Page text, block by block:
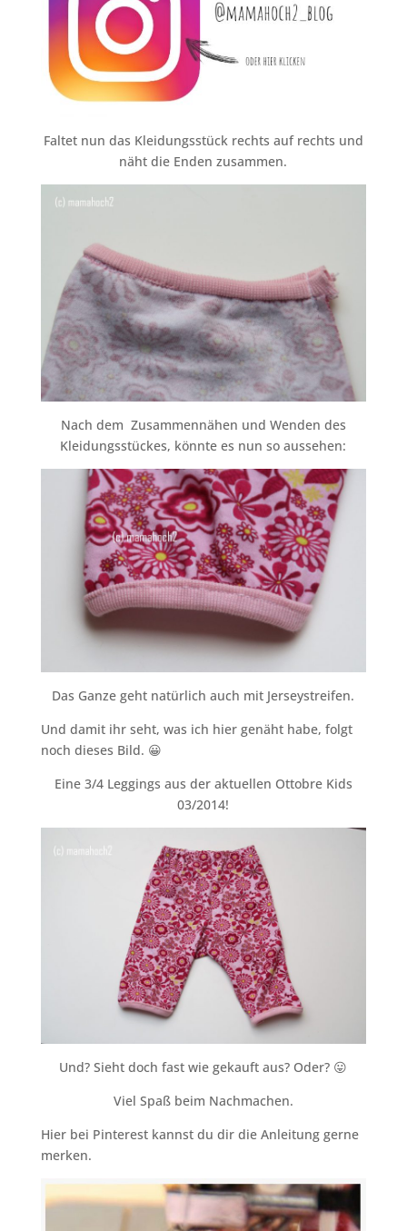
Faltet nun das Kleidungsstück rechts auf rechts und
näht die Enden zusammen.
Nach dem Zusammennähen und Wenden des
Kleidungsstückes, könnte es nun so aussehen:
Das Ganze geht natürlich auch mit Jerseystreifen.
Und damit ihr seht, was ich hier genäht habe, folgt
noch dieses Bild. 😀
Eine 3/4 Leggings aus der aktuellen Ottobre Kids
03/2014!
Und? Sieht doch fast wie gekauft aus? Oder? 😛
Viel Spaß beim Nachmachen.
Hier bei Pinterest kannst du dir die Anleitung gerne
merken.